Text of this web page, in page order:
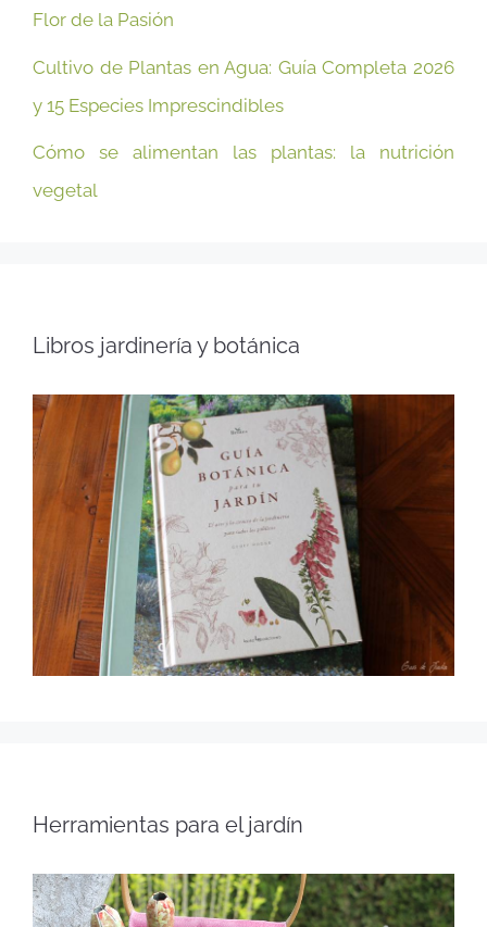
Flor de la Pasión
Cultivo de Plantas en Agua: Guía Completa 2026
y 15 Especies Imprescindibles
Cómo se alimentan las plantas: la nutrición
vegetal
Libros jardinería y botánica
Herramientas para el jardín